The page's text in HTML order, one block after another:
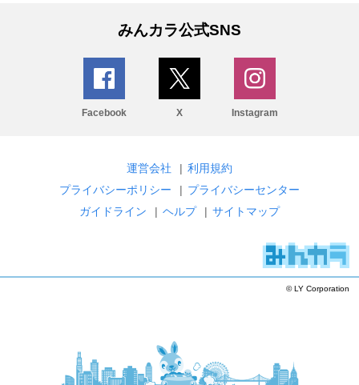
みんカラ公式SNS
Facebook X Instagram
運営会社 | 利用規約
プライバシーポリシー
| プライバシーセンター
ガイドライン
| ヘルプ | サイトマップ
© LY Corporation